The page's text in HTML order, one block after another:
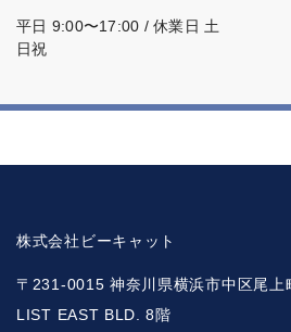
平日 9:00〜17:00 / 休業日 土
日祝
株式会社ビーキャット
〒231-0015 神奈川県横浜市中区尾上
LIST EAST BLD. 8階